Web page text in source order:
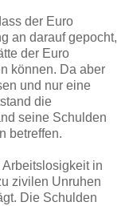
der Euro
an darauf gepocht,
der Euro
können. Da aber
und nur eine
die
seine Schulden
betreffen.
in
zivilen Unruhen
Die Schulden